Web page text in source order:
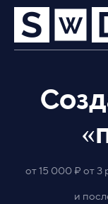
от 15 000 ₽ от 3
и